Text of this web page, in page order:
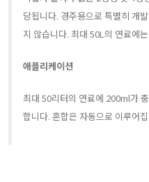
당됩니다. 경주용으로 특별히 개
지 않습니다. 최대 50L의 연료에
애플리케이션
최대 50리터의 연료에 200ml가
합니다. 혼합은 자동으로 이루어